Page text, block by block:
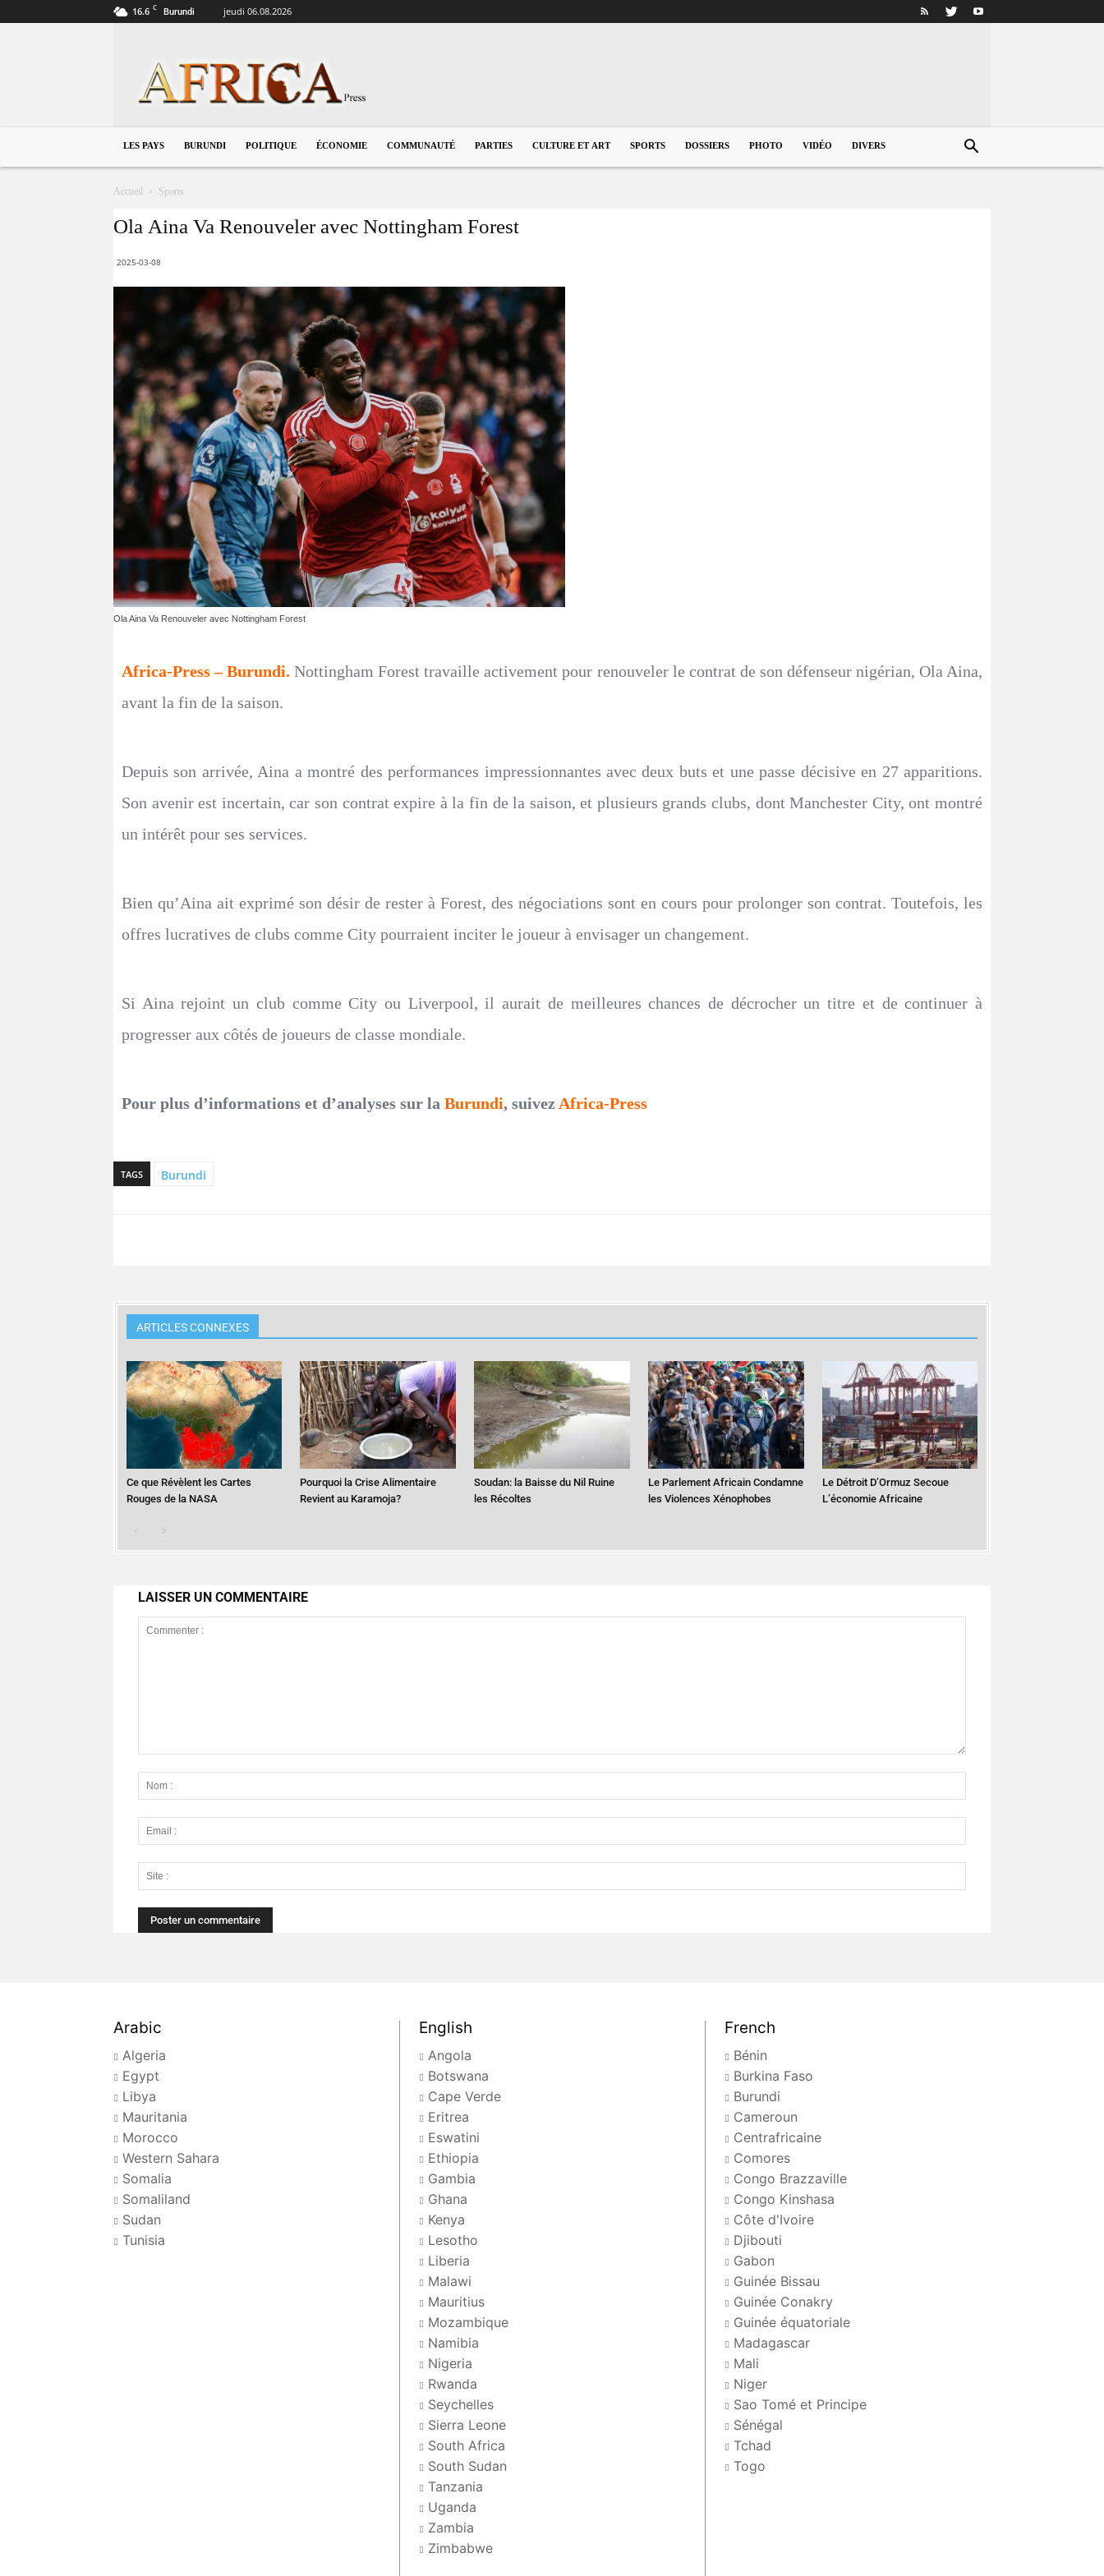
16.6 C Burundi jeudi 06.08.2026
LES PAYS BURUNDI POLITIQUE ÉCONOMIE COMMUNAUTÉ PARTIES CULTURE ET ART SPORTS DOSSIERS PHOTO VIDÉO DIVERS
Accueil Sports
Ola Aina Va Renouveler avec Nottingham Forest
2025-03-08
Ola Aina Va Renouveler avec Nottingham Forest
Africa-Press – Burundi.Nottingham Forest travaille activement pour renouveler le contrat de son défenseur nigérian, Ola Aina,
avant la fin de la saison.
Depuis son arrivée, Aina a montré des performances impressionnantes avec deux buts et une passe décisive en 27 apparitions.
Son avenir est incertain, car son contrat expire à la fin de la saison, et plusieurs grands clubs, dont Manchester City, ont montré
un intérêt pour ses services.
Bien qu’Aina ait exprimé son désir de rester à Forest, des négociations sont en cours pour prolonger son contrat. Toutefois, les
offres lucratives de clubs comme City pourraient inciter le joueur à envisager un changement.
Si Aina rejoint un club comme City ou Liverpool, il aurait de meilleures chances de décrocher un titre et de continuer à
progresser aux côtés de joueurs de classe mondiale.
Pour plus d’informations et d’analyses sur la Burundi, suivez Africa-Press
TAGS Burundi
ARTICLES CONNEXES
Ce que Révèlent les Cartes
Rouges de la NASA
Pourquoi la Crise Alimentaire
Revient au Karamoja?
Soudan: la Baisse du Nil Ruine
les Récoltes
Le Parlement Africain Condamne
les Violences Xénophobes
Le Détroit D’Ormuz Secoue
L’économie Africaine
LAISSER UN COMMENTAIRE
Arabic
Algeria
Egypt
Libya
Mauritania
Morocco
Western Sahara
Somalia
Somaliland
Sudan
Tunisia
English
Angola
Botswana
Cape Verde
Eritrea
Eswatini
Ethiopia
Gambia
Ghana
Kenya
Lesotho
Liberia
Malawi
Mauritius
Mozambique
Namibia
Nigeria
Rwanda
Seychelles
Sierra Leone
South Africa
South Sudan
Tanzania
Uganda
Zambia
Zimbabwe
French
Bénin
Burkina Faso
Burundi
Cameroun
Centrafricaine
Comores
Congo Brazzaville
Congo Kinshasa
Côte d'Ivoire
Djibouti
Gabon
Guinée Bissau
Guinée Conakry
Guinée équatoriale
Madagascar
Mali
Niger
Sao Tomé et Principe
Sénégal
Tchad
Togo